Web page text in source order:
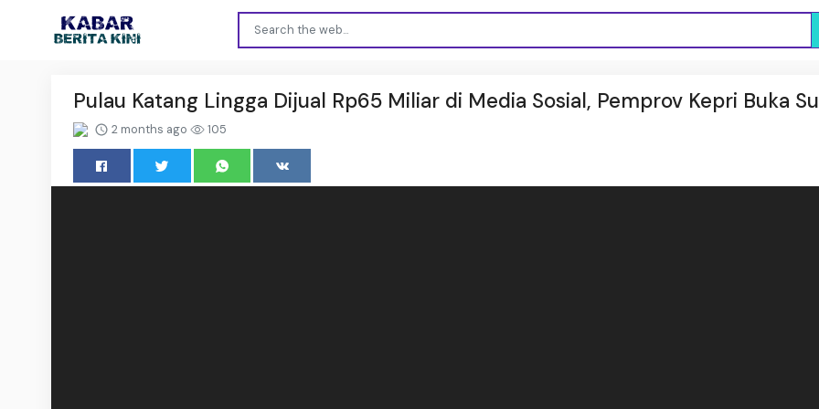
Pulau Katang Lingga Dijual Rp65 Miliar di Media Sosial, Pemprov Kepri Buka
2 months ago 105